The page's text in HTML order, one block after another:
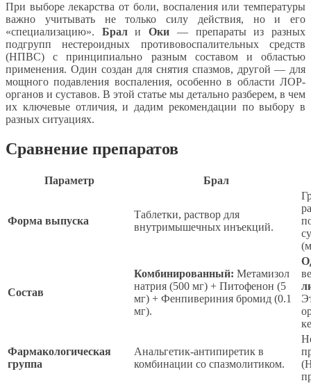
При выборе лекарства от боли, воспаления или температуры
важно учитывать не только силу действия, но и его
«специализацию». БралиОки — препараты из разных
подгрупп нестероидных противовоспалительных средств
(НПВС) с принципиально разным составом и областью
применения. Один создан для снятия спазмов, другой — для
мощного подавления воспаления, особенно в области ЛОР-
органов и суставов. В этой статье мы детально разберем, в чем
их ключевые отличия, и дадим рекомендации по выбору в
разных ситуациях.
Сравнение препаратов
Параметр Брал
Форма выпуска
Таблетки, раствор для
внутримышечных инъекций.
Состав
Комбинированный: Метамизол
натрия (500 мг) + Питофенон (5
мг) + Фенпивериния бромид (0.1
мг).
Фармакологическая
группа
Анальгетик-антипиретик в
комбинации со спазмолитиком.